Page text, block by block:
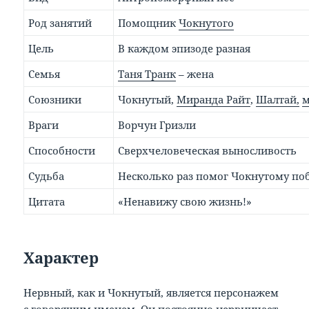
Род занятий
ПомощникЧокнутого
Цель
В каждом эпизоде разная
Семья
Таня Транк – жена
Союзники
Чокнутый,Миранда Райт,Шалтай,
Враги
Ворчун Гризли
Способности
Сверхчеловеческая выносливость
Судьба
Несколько раз помог Чокнутому
Цитата
«Ненавижу свою жизнь!»
Характер
Нервный, как и Чокнутый, является персонажем